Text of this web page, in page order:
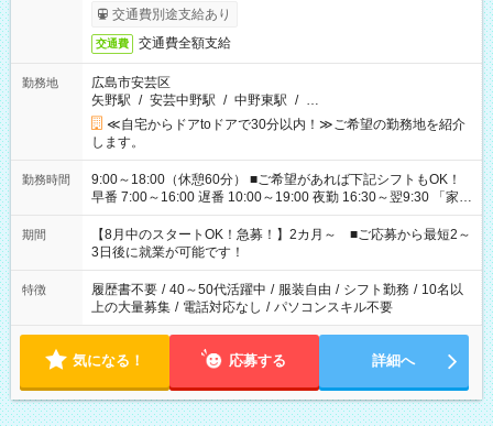
交通費別途支給あり
交通費 交通費全額支給
勤務地
広島市安芸区
矢野駅 / 安芸中野駅 / 中野東駅 / …
≪自宅からドアtoドアで30分以内！≫ご希望の勤務地を紹介
します。
勤務時間
9:00～18:00（休憩60分） ■ご希望があれば下記シフトもOK！
早番 7:00～16:00 遅番 10:00～19:00 夜勤 16:30～翌9:30 「家族
と休みを合わせたい」 「余裕を持って夕飯の準備がしたい」
「できれば残業はしたくない」 など、ご希望を教えてください
ね。 ※Wワーク希望の方へ 今ご覧のお仕事で希望する勤務時間
と、もう1つのお仕事の勤務時間。 合計で週40時間を超える場
合は応募できません。
期間
【8月中のスタートOK！急募！】2カ月～ ■ご応募から最短2～
3日後に就業が可能です！
特徴 履歴書不要 / 40～50代活躍中 / 服装自由 / シフト勤務 / 10名以
上の大量募集 / 電話対応なし / パソコンスキル不要
気になる！ 応募する 詳細へ